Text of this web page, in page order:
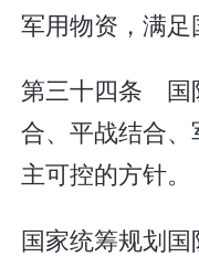
军用物资，满足
第三十四条 国
合、平战结合
主可控的方针。
国家统筹规划